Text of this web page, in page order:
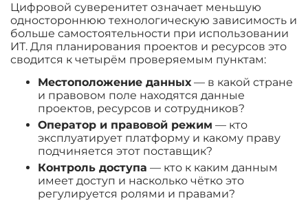
Цифровой суверенитет означает меньшую
одностороннюю технологическую зависимость и
больше самостоятельности при использовании
ИТ. Для планирования проектов и ресурсов это
сводится к четырём проверяемым пунктам:
Местоположение данных— в какой стране
и правовом поле находятся данные
проектов, ресурсов и сотрудников?
Оператор и правовой режим — кто
эксплуатирует платформу и какому праву
подчиняется этот поставщик?
Контроль доступа — кто к каким данным
имеет доступ и насколько чётко это
регулируется ролями и правами?